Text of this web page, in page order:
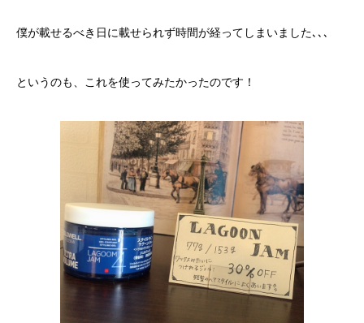
僕が載せるべき日に載せられず時間が経ってしまいました､､､
というのも、これを使ってみたかったのです！